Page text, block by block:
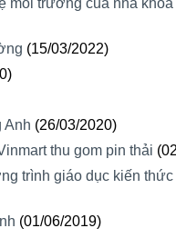
môi trường của nhà
(15/03/2022)
Anh (26/03/2020)
thu gom pin thải
trình giáo dục kiến
(01/06/2019)